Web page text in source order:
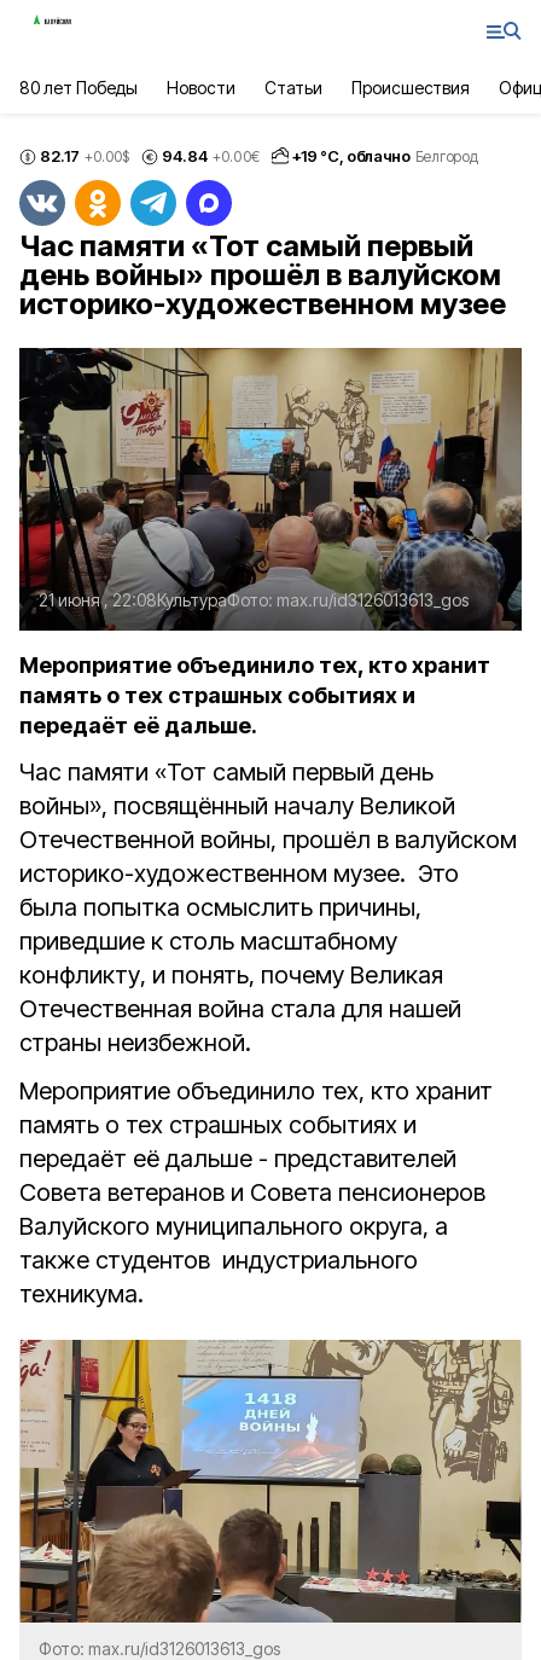
80 лет Победы Новости Статьи Происшествия
82.17 +0.00$ 94.84 +0.00€ +19 °С, облачно Белгород
Час памяти «Тот самый первый
день войны» прошёл в валуйском
историко-художественном музее
21 июня , 22:08КультураФото: max.ru/id3126013613_gos
Мероприятие объединило тех, кто хранит
память о тех страшных событиях и
передаёт её дальше.
Час памяти «Тот самый первый день
войны», посвящённый началу Великой
Отечественной войны, прошёл в валуйском
историко-художественном музее. Это
была попытка осмыслить причины,
приведшие к столь масштабному
конфликту, и понять, почему Великая
Отечественная война стала для нашей
страны неизбежной.
Мероприятие объединило тех, кто хранит
память о тех страшных событиях и
передаёт её дальше - представителей
Совета ветеранов и Совета пенсионеров
Валуйского муниципального округа, а
также студентов индустриального
техникума.
Фото: max.ru/id3126013613_gos